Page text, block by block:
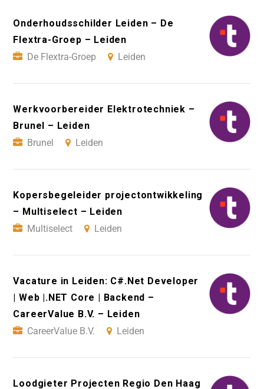
Onderhoudsschilder Leiden – De
Flextra-Groep – Leiden
De Flextra-Groep
Leiden
Werkvoorbereider Elektrotechniek –
Brunel – Leiden
Brunel
Leiden
Kopersbegeleider projectontwikkeling
– Multiselect – Leiden
Multiselect
Leiden
Vacature in Leiden: C#.Net Developer
| Web |.NET Core | Backend –
CareerValue B.V. – Leiden
CareerValue B.V.
Leiden
Loodgieter Projecten Regio Den Haag